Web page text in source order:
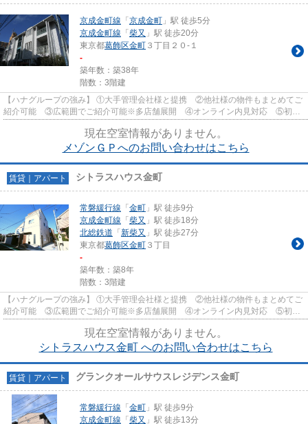
京成金町線 「 京成金町 」駅 徒歩5分
京成金町線 「 柴又 」駅 徒歩20分
東京都葛飾区金町 ３丁目２０-１
-
築年数：築38年
階数：3階建
【ハナグループの強み】 ①大手管理会社様と提携 ②他社様の物件もまとめてご
紹介可能 ③広範囲でご紹介可能※多店舗展開 ④オンライン内見対応 ⑤初期
現在空室情報がありません。
メゾンＧＰへのお問い合わせはこちら
賃貸｜アパート シトラスハウス金町
常磐緩行線 「 金町 」駅 徒歩9分
京成金町線 「 柴又 」駅 徒歩18分
北総鉄道 「 新柴又 」駅 徒歩27分
東京都葛飾区金町 ３丁目
-
築年数：築8年
階数：3階建
【ハナグループの強み】 ①大手管理会社様と提携 ②他社様の物件もまとめてご
紹介可能 ③広範囲でご紹介可能※多店舗展開 ④オンライン内見対応 ⑤初期
現在空室情報がありません。
シトラスハウス金町 へのお問い合わせはこちら
賃貸｜アパート グランクオールサウスレジデンス金町
常磐緩行線 「 金町 」駅 徒歩9分
京成金町線 「 柴又 」駅 徒歩13分